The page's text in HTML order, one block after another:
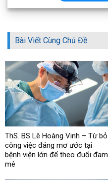
Bài Viết Cùng Chủ Đề
ThS. BS Lê Hoàng Vinh – Từ bỏ
công việc đáng mơ ước tại
bệnh viện lớn để theo đuổi đam
mê